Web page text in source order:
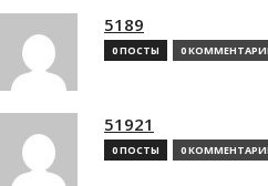
5189
0 ПОСТЫ 0
51921
0 ПОСТЫ 0